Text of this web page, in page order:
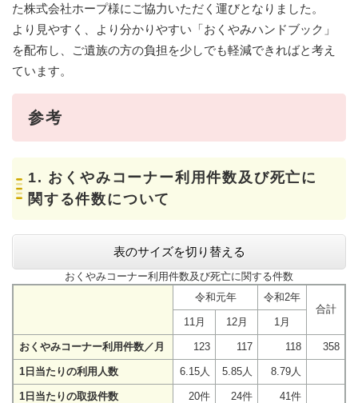
た株式会社ホープ様にご協力いただく運びとなりました。
より見やすく、より分かりやすい「おくやみハンドブック」
を配布し、ご遺族の方の負担を少しでも軽減できればと考え
ています。
参考
1. おくやみコーナー利用件数及び死亡に
関する件数について
表のサイズを切り替える
おくやみコーナー利用件数及び死亡に関する件数
令和元年
令和2年
合計
11月
12月 1月
おくやみコーナー利用件数／月 123 117 118 358
1日当たりの利用人数 6.15人 5.85人 8.79人
1日当たりの取扱件数 20件 24件 41件